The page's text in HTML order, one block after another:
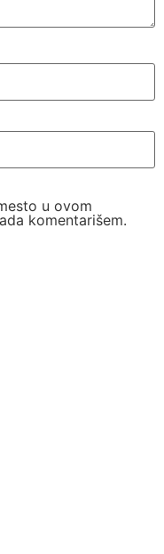
u ovom
komentarišem.